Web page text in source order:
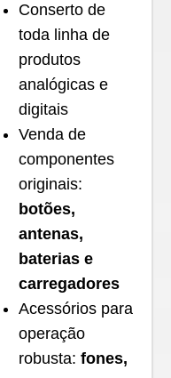
Conserto de
toda linha de
produtos
analógicas e
digitais
Venda de
componentes
originais:
botões,
antenas,
baterias e
carregadores
Acessórios para
operação
robusta: fones,